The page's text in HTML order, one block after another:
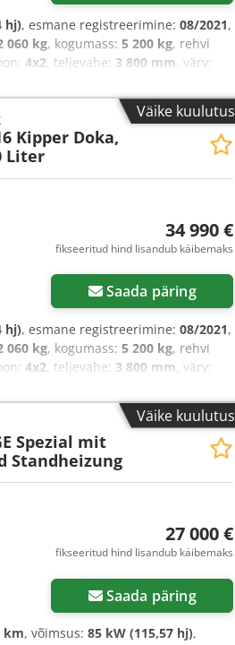
hj), esmane registreerimine: 08/2021,
060 kg, kogumass: 5 200 kg, rehvi
4x2, teljevahe: 3 800 mm, värv:
3 090 mm, laadimisruumi laius:
, eesrattarehvi suurus:
stabiilsusprogramm (ESP),
kiirusehoidja, liuguks,
,
Väike kuulutus
Kipper Doka,
Liter
34 990 €
fikseeritud hind lisandub käibemaks
Saada päring
hj), esmane registreerimine: 08/2021,
060 kg, kogumass: 5 200 kg, rehvi
4x2, teljevahe: 3 800 mm, värv:
3 090 mm, laadimisruumi laius:
, eesrattarehvi suurus:
stabiilsusprogramm (ESP),
kiirusehoidja, liuguks,
,
Väike kuulutus
Spezial mit
Standheizung
27 000 €
fikseeritud hind lisandub käibemaks
Saada päring
km, võimsus: 85 kW (115,57 hj),